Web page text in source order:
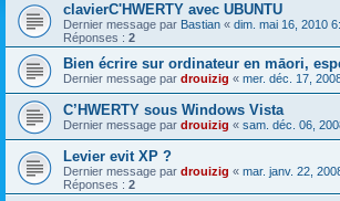
clavierC'HWERTY avec UBUNTU
Dernier message par Bastian « dim. mai 16, 2010
Réponses : 2
Bien écrire sur ordinateur en māori,
Dernier message par drouizig « mer. déc. 17,
C’HWERTY sous Windows Vista
Dernier message par drouizig « sam. déc. 06,
Levier evit XP ?
Dernier message par drouizig « mar. janv. 22,
Réponses : 2